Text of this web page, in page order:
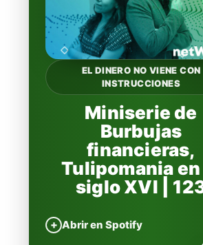
EL DINERO NO VIENE CON
INSTRUCCIONES
Miniserie de
Burbujas
financieras,
Tulipomania en
siglo XVI |
+ Abrir en Spotify